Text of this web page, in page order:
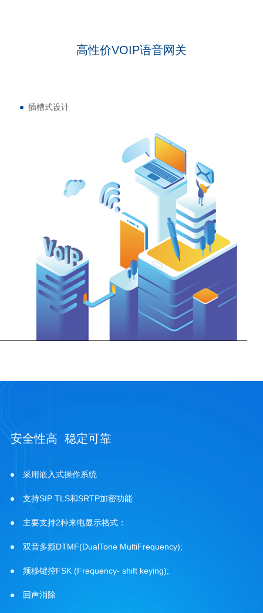
高性价VOIP语音网关
插槽式设计
支持IP中继
安全性高 稳定可靠
采用嵌入式操作系统
支持SIP TLS和SRTP加密功能
主要支持2种来电显示格式：
双音多频DTMF(DualTone MultiFrequency);
频移键控FSK (Frequency- shift keying);
回声消除